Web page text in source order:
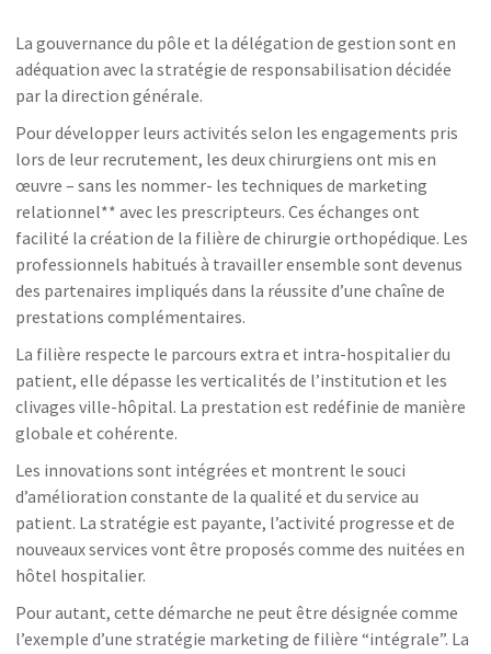
La gouvernance du pôle et la délégation de gestion sont en
adéquation avec la stratégie de responsabilisation décidée
par la direction générale.
Pour développer leurs activités selon les engagements pris
lors de leur recrutement, les deux chirurgiens ont mis en
œuvre – sans les nommer- les techniques de marketing
relationnel** avec les prescripteurs. Ces échanges ont
facilité la création de la filière de chirurgie orthopédique. Les
professionnels habitués à travailler ensemble sont devenus
des partenaires impliqués dans la réussite d’une chaîne de
prestations complémentaires.
La filière respecte le parcours extra et intra-hospitalier du
patient, elle dépasse les verticalités de l’institution et les
clivages ville-hôpital. La prestation est redéfinie de manière
globale et cohérente.
Les innovations sont intégrées et montrent le souci
d’amélioration constante de la qualité et du service au
patient. La stratégie est payante, l’activité progresse et de
nouveaux services vont être proposés comme des nuitées en
hôtel hospitalier.
Pour autant, cette démarche ne peut être désignée comme
l’exemple d’une stratégie marketing de filière “intégrale”. La